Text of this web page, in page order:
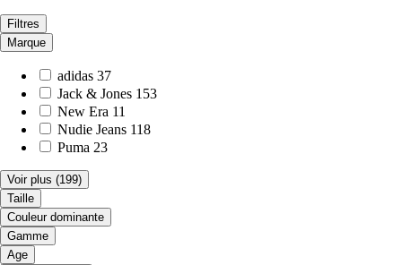
Filtres
Marque
adidas 37
Jack & Jones 153
New Era 11
Nudie Jeans 118
Puma 23
Voir plus (199)
Taille
Couleur dominante
Gamme
Age